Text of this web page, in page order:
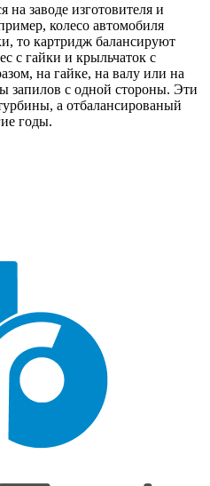
заводе изготовителя и
колесо автомобиля
то картридж балансируют
с гайки и крыльчаток с
на гайке, на валу или на
запилов с одной стороны. Эти
а отбалансированый
годы.